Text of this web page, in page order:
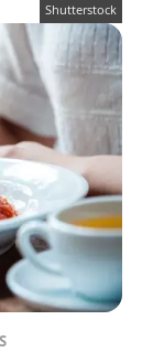
Shutterstock